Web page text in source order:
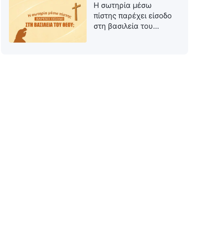
Η σωτηρία μέσω
πίστης παρέχει είσοδο
στη βασιλεία του